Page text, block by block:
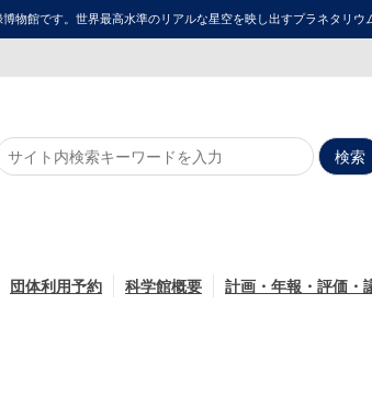
館です。世界最高水準のリアルな星空を映し出すプラネタリウ
団体利用予約 科学館概要 計画・年報・評価・